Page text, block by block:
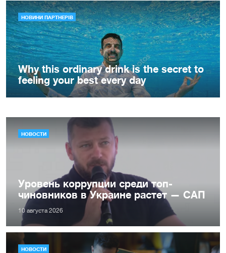
НОВОСТИ
Уровень коррупции среди топ-
чиновников в Украине растет — САП
10 августа 2026
НОВОСТИ